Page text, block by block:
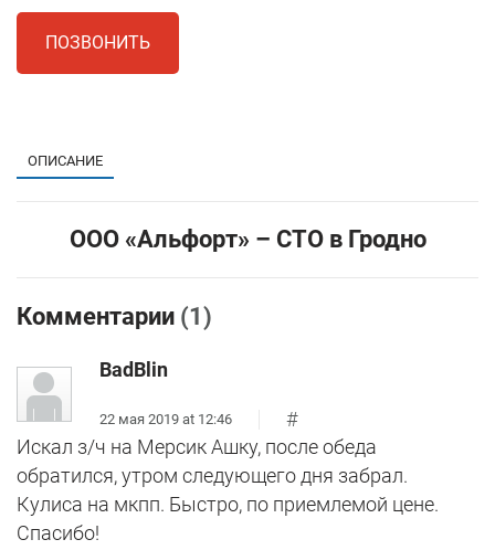
ПОЗВОНИТЬ
ОПИСАНИЕ
ООО «Альфорт» – СТО в Гродно
Комментарии (1)
BadBlin
22 мая 2019 at 12:46
#
Искал з/ч на Мерсик Ашку, после обеда
обратился, утром следующего дня забрал.
Кулиса на мкпп. Быстро, по приемлемой цене.
Спасибо!